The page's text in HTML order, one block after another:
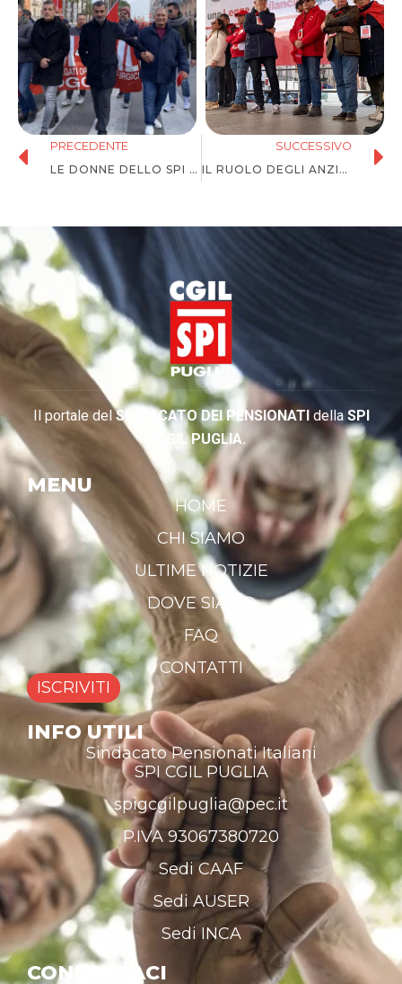
PRECEDENTE
LE DONNE DELLO SPI PUGLIA: “NO A UNA LEGGE DI BILANCIO CHE CI PENALIZZA”.
SUCCESSIVO
IL RUOLO DEGLI ANZIANI NELLA SOCIETÀ E NEL SINDACATO
Il portale delSINDACATO DEI PENSIONATIdellaSPI
CGIL PUGLIA.
MENU
HOME
CHI SIAMO
ULTIME NOTIZIE
DOVE SIAMO
FAQ
CONTATTI
ISCRIVITI
INFO UTILI
Sindacato Pensionati Italiani
SPI CGIL PUGLIA
spigcgilpuglia@pec.it
P.IVA 93067380720
Sedi CAAF
Sedi AUSER
Sedi INCA
CONTATTACI